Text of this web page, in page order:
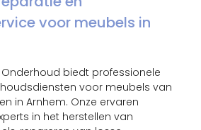
voor meubels in
biedt professionele
voor meubels van
in Arnhem. Onze ervaren
in het herstellen van